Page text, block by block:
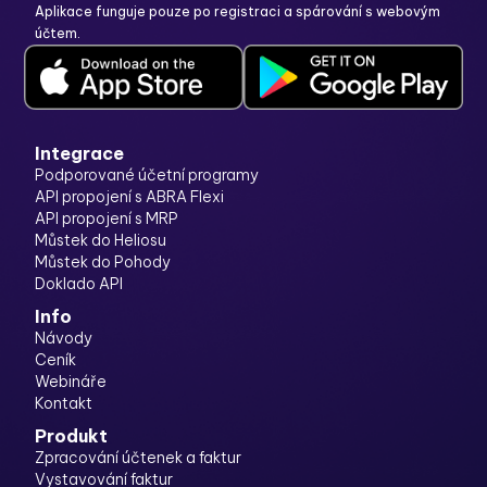
Aplikace funguje pouze po registraci a spárování s webovým
účtem.
Integrace
Podporované účetní programy
API propojení s ABRA Flexi
API propojení s MRP
Můstek do Heliosu
Můstek do Pohody
Doklado API
Info
Návody
Ceník
Webináře
Kontakt
Produkt
Zpracování účtenek a faktur
Vystavování faktur